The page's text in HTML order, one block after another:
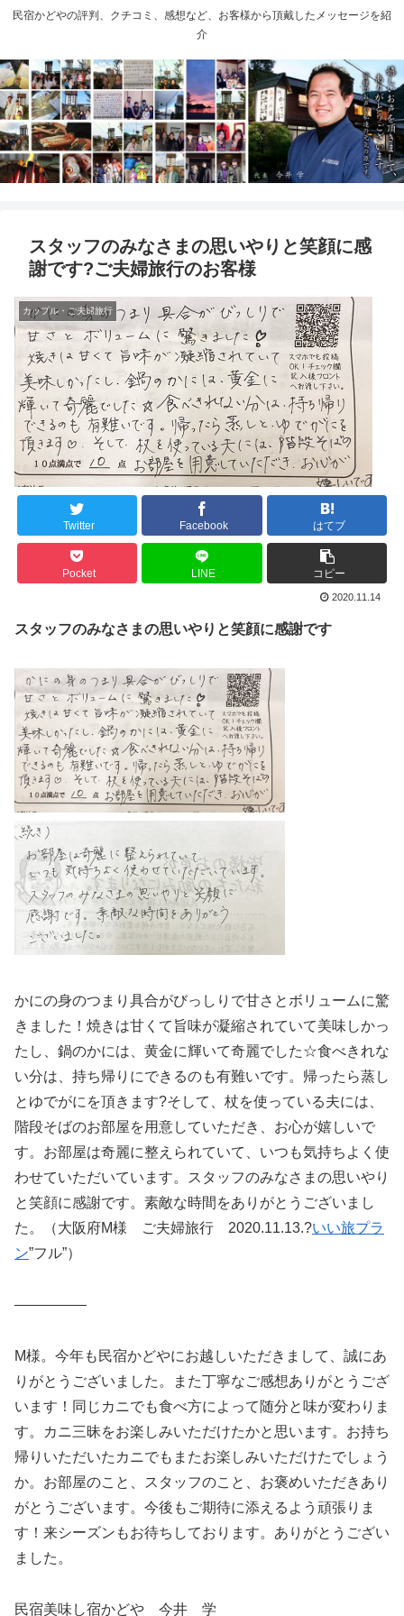
民宿かどやの評判、クチコミ、感想など、お客様から頂戴したメッセージを紹
介
スタッフのみなさまの思いやりと笑顔に感
謝です?ご夫婦旅行のお客様
カップル・ご夫婦旅行
Twitter Facebook はてブ
Pocket LINE コピー
2020.11.14
スタッフのみなさまの思いやりと笑顔に感謝です
かにの身のつまり具合がびっしりで甘さとボリュームに驚
きました！焼きは甘くて旨味が凝縮されていて美味しかっ
たし、鍋のかには、黄金に輝いて奇麗でした☆食べきれな
い分は、持ち帰りにできるのも有難いです。帰ったら蒸し
とゆでがにを頂きます?そして、杖を使っている夫には、
階段そばのお部屋を用意していただき、お心が嬉しいで
す。お部屋は奇麗に整えられていて、いつも気持ちよく使
わせていただいています。スタッフのみなさまの思いやり
と笑顔に感謝です。素敵な時間をありがとうございまし
た。（大阪府M様 ご夫婦旅行 2020.11.13.?いい旅プラ
ン”フル”）
—————
M様。今年も民宿かどやにお越しいただきまして、誠にあ
りがとうございました。また丁寧なご感想ありがとうござ
います！同じカニでも食べ方によって随分と味が変わりま
す。カニ三昧をお楽しみいただけたかと思います。お持ち
帰りいただいたカニでもまたお楽しみいただけたでしょう
か。お部屋のこと、スタッフのこと、お褒めいただきあり
がとうございます。今後もご期待に添えるよう頑張りま
す！来シーズンもお待ちしております。ありがとうござい
ました。
民宿美味し宿かどや 今井 学